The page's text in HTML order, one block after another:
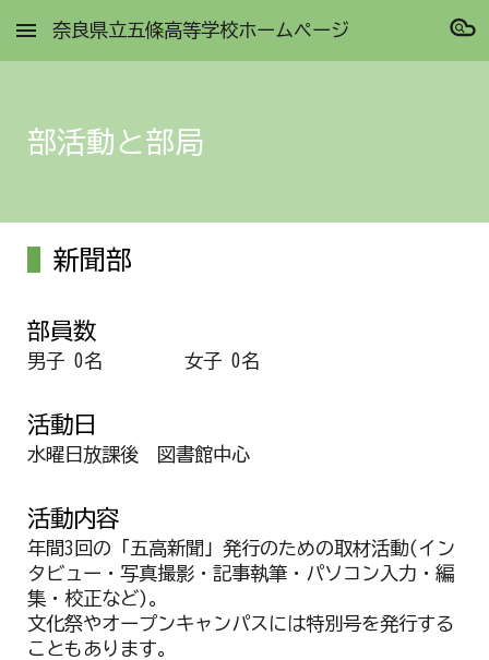
Skip to main content Skip to navigation
奈良県立五條高等学校ホームページ
部活動と部局
新聞部
部員数
男子 0名 女子 0名
活動日
水曜日放課後 図書館中心
活動内容
年間3回の「五高新聞」発行のための取材活動(イン
タビュー・写真撮影・記事執筆・パソコン入力・編
集・校正など)。
文化祭やオープンキャンパスには特別号を発行する
こともあります。